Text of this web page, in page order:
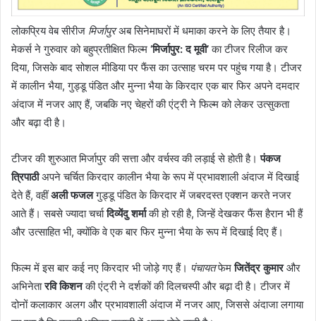
लोकप्रिय वेब सीरीज मिर्जापुरअब सिनेमाघरों में धमाका करने के लिए तैयार है।
मेकर्स ने गुरुवार को बहुप्रतीक्षित फिल्म ‘मिर्जापुर: द मूवी’का टीजर रिलीज कर
दिया, जिसके बाद सोशल मीडिया पर फैंस का उत्साह चरम पर पहुंच गया है। टीजर
में कालीन भैया, गुड्डू पंडित और मुन्ना भैया के किरदार एक बार फिर अपने दमदार
अंदाज में नजर आए हैं, जबकि नए चेहरों की एंट्री ने फिल्म को लेकर उत्सुकता
और बढ़ा दी है।
टीजर की शुरुआत मिर्जापुर की सत्ता और वर्चस्व की लड़ाई से होती है।पंकज
त्रिपाठीअपने चर्चित किरदार कालीन भैया के रूप में प्रभावशाली अंदाज में दिखाई
देते हैं, वहींअली फजलगुड्डू पंडित के किरदार में जबरदस्त एक्शन करते नजर
आते हैं। सबसे ज्यादा चर्चादिव्येंदु शर्माकी हो रही है, जिन्हें देखकर फैंस हैरान भी हैं
और उत्साहित भी, क्योंकि वे एक बार फिर मुन्ना भैया के रूप में दिखाई दिए हैं।
फिल्म में इस बार कई नए किरदार भी जोड़े गए हैं। पंचायतफेमजितेंद्र कुमारऔर
अभिनेतारवि किशनकी एंट्री ने दर्शकों की दिलचस्पी और बढ़ा दी है। टीजर में
दोनों कलाकार अलग और प्रभावशाली अंदाज में नजर आए, जिससे अंदाजा लगाया